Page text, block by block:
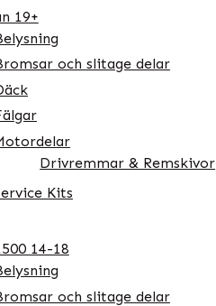
19+
och slitage delar
Drivremmar & Remskivor
Kits
14-18
och slitage delar